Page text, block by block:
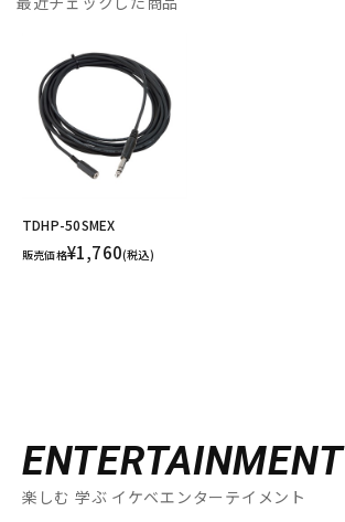
TDHP-50SMEX
販売価格¥1,760(税込)
ENTERTAINMENT
楽しむ 学ぶ イケベエンターテイメント